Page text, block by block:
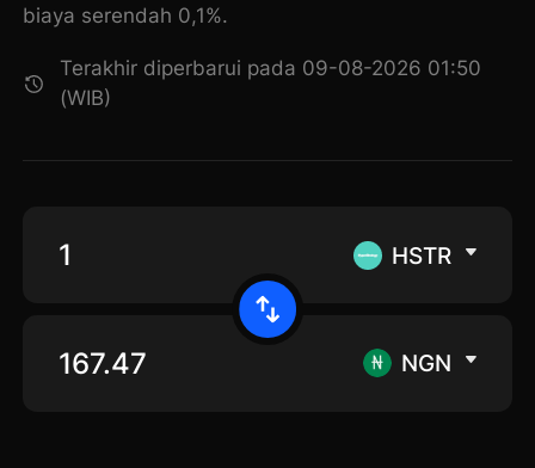
biaya serendah 0,1%.
Terakhir diperbarui pada 09-08-2026 01:50
(WIB)
HSTR
NGN